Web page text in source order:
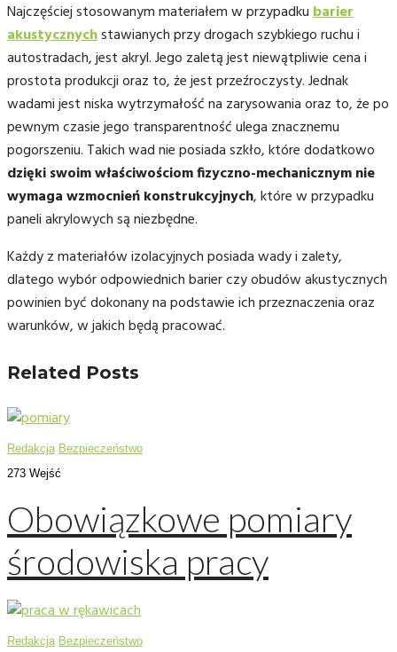
Najczęściej stosowanym materiałem w przypadkubarier
akustycznychstawianych przy drogach szybkiego ruchu i
autostradach, jest akryl. Jego zaletą jest niewątpliwie cena i
prostota produkcji oraz to, że jest przeźroczysty. Jednak
wadami jest niska wytrzymałość na zarysowania oraz to, że po
pewnym czasie jego transparentność ulega znacznemu
pogorszeniu. Takich wad nie posiada szkło, które dodatkowo
dzięki swoim właściwościom fizyczno-mechanicznym nie
wymaga wzmocnień konstrukcyjnych, które w przypadku
paneli akrylowych są niezbędne.
Każdy z materiałów izolacyjnych posiada wady i zalety,
dlatego wybór odpowiednich barier czy obudów akustycznych
powinien być dokonany na podstawie ich przeznaczenia oraz
warunków, w jakich będą pracować.
Related Posts
Redakcja Bezpieczeństwo
273 Wejść
Obowiązkowe pomiary
środowiska pracy
Redakcja Bezpieczeństwo